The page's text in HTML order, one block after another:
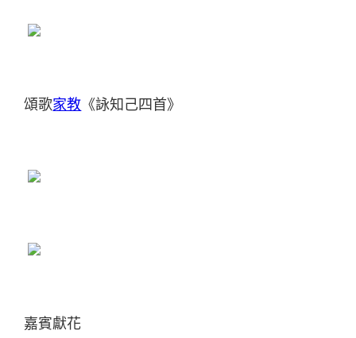
頌歌家教 《詠知己四首》
嘉賓獻花